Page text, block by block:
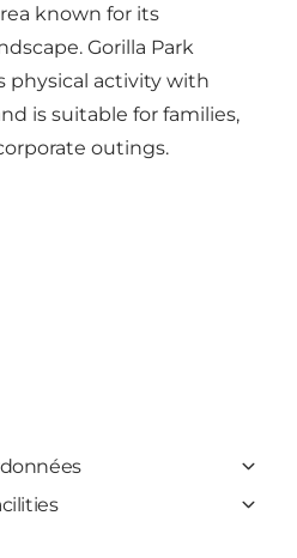
known for its
Gorilla Park
physical activity with
is suitable for families,
outings.